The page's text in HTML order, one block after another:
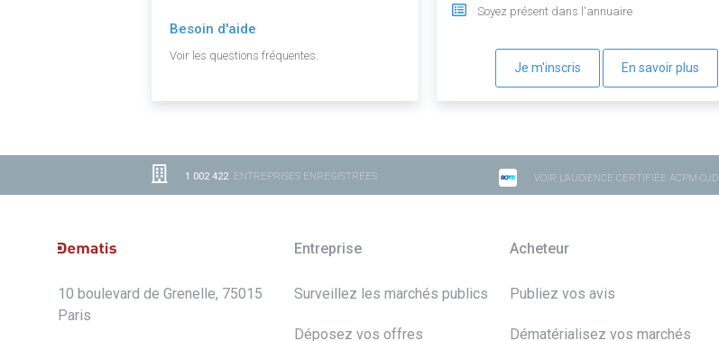
Besoin d'aide
Voir les questions fréquentes.
Soyez présent dans l'annuaire
Je m'inscris En savoir plus
1 002 422ENTREPRISES ENREGISTRÉES VOIR L'AUDIENCE CERTIFIÉE ACPM-OJD
10 boulevard de Grenelle, 75015
Paris
Entreprise
Surveillez les marchés publics
Déposez vos offres
Acheteur
Publiez vos avis
Dématérialisez vos marchés